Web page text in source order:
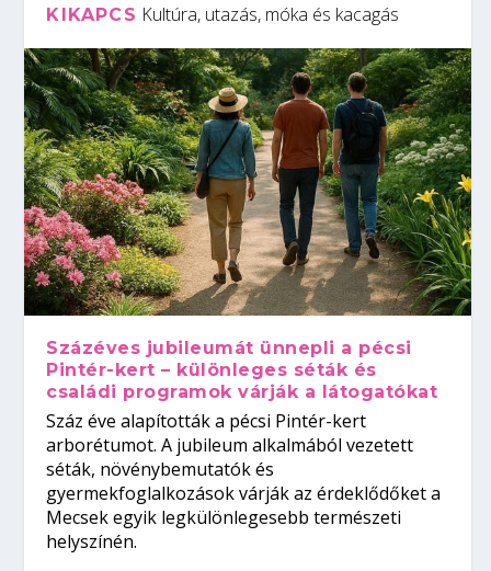
KIKAPCS Kultúra, utazás, móka és kacagás
Százéves jubileumát ünnepli a pécsi
Pintér-kert – különleges séták és
családi programok várják a látogatókat
Száz éve alapították a pécsi Pintér-kert
arborétumot. A jubileum alkalmából vezetett
séták, növénybemutatók és
gyermekfoglalkozások várják az érdeklődőket a
Mecsek egyik legkülönlegesebb természeti
helyszínén.